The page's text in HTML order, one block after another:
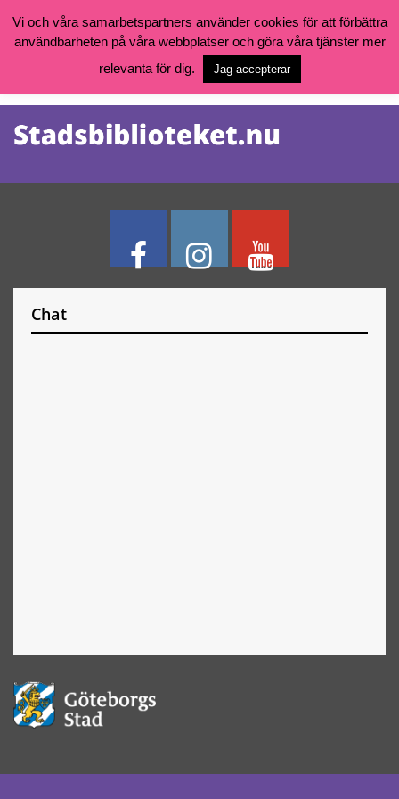
Vill du söka böcker, logga in på ditt bibliotekskonto eller nå övriga
goteborg.se/bibliotek
Öppettider, katalog och kontakt
Tjänster
Chat
Vi och våra samarbetspartners använder cookies för att förbättra
användbarheten på våra webbplatser och göra våra tjänster mer
relevanta för dig.
Jag accepterar